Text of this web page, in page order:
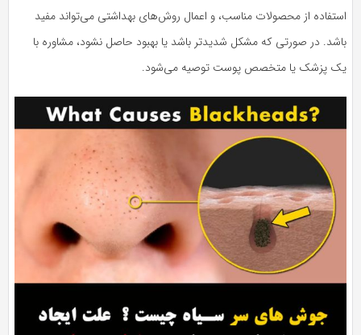
استفاده از محصولات مناسب، و اعمال روش‌های بهداشتی می‌تواند مفید
باشد. در صورتی که مشکل شدیدتر باشد یا بهبود حاصل نشود، مشاوره با
یک پزشک یا متخصص پوست توصیه می‌شود.